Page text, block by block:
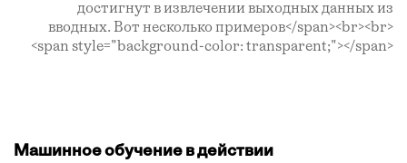
достигнут в извлечении выходных данных из
вводных. Вот несколько примеров</span><br><br>
<span style="background-color: transparent;"></span>
Машинное обучение в действии